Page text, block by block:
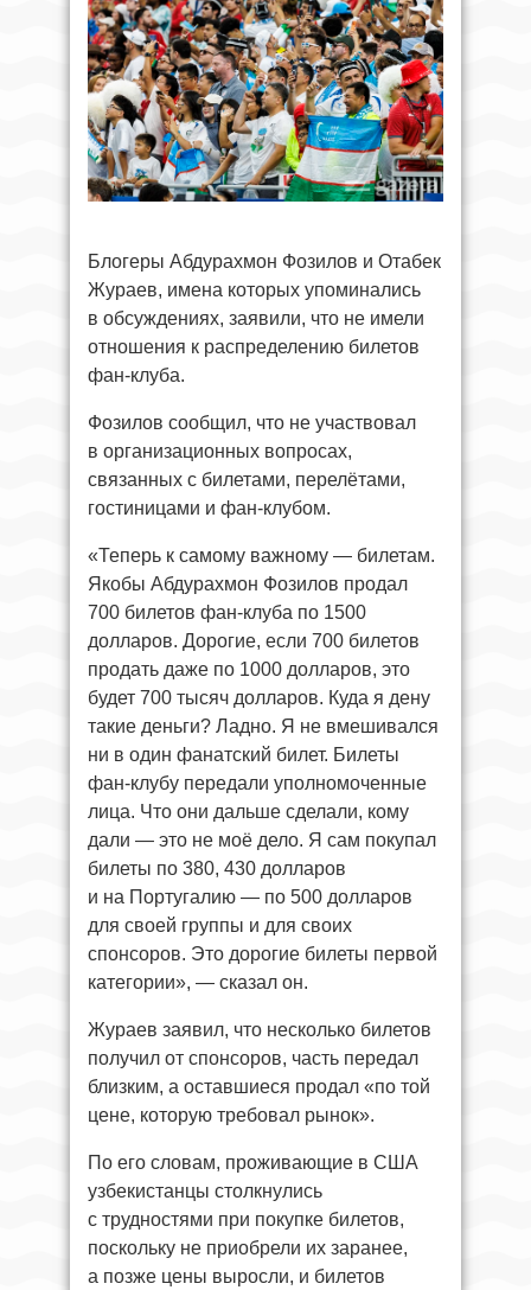
Блогеры Абдурахмон Фозилов и Отабек
Жураев, имена которых упоминались
в обсуждениях, заявили, что не имели
отношения к распределению билетов
фан-клуба.
Фозилов сообщил, что не участвовал
в организационных вопросах,
связанных с билетами, перелётами,
гостиницами и фан-клубом.
«Теперь к самому важному — билетам.
Якобы Абдурахмон Фозилов продал
700 билетов фан-клуба по 1500
долларов. Дорогие, если 700 билетов
продать даже по 1000 долларов, это
будет 700 тысяч долларов. Куда я дену
такие деньги? Ладно. Я не вмешивался
ни в один фанатский билет. Билеты
фан-клубу передали уполномоченные
лица. Что они дальше сделали, кому
дали — это не моё дело. Я сам покупал
билеты по 380, 430 долларов
и на Португалию — по 500 долларов
для своей группы и для своих
спонсоров. Это дорогие билеты первой
категории», — сказал он.
Жураев заявил, что несколько билетов
получил от спонсоров, часть передал
близким, а оставшиеся продал «по той
цене, которую требовал рынок».
По его словам, проживающие в США
узбекистанцы столкнулись
с трудностями при покупке билетов,
поскольку не приобрели их заранее,
а позже цены выросли, и билетов